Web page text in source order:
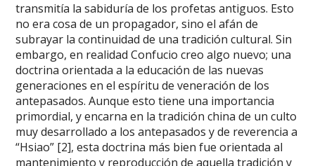
transmitía la sabiduría de los profetas antiguos. Esto
no era cosa de un propagador, sino el afán de
subrayar la continuidad de una tradición cultural. Sin
embargo, en realidad Confucio creo algo nuevo; una
doctrina orientada a la educación de las nuevas
generaciones en el espíritu de veneración de los
antepasados. Aunque esto tiene una importancia
primordial, y encarna en la tradición china de un culto
muy desarrollado a los antepasados y de reverencia a
“Hsiao” [2], esta doctrina más bien fue orientada al
mantenimiento y reproducción de aquella tradición y